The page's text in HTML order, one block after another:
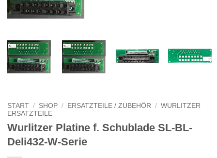
START / SHOP / ERSATZTEILE / ZUBEHÖR / WURLITZER
ERSATZTEILE
Wurlitzer Platine f. Schublade SL-BL-
Deli432-W-Serie